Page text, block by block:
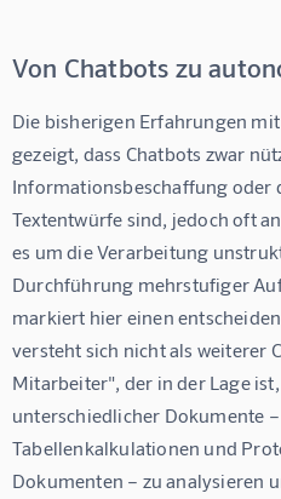
Von Chatbots zu
Die bisherigen Erfahrungen
gezeigt, dass Chatbots zwar
Informationsbeschaffung oder
Textentwürfe sind, jedoch oft
es um die Verarbeitung
Durchführung mehrstufiger
markiert hier einen
versteht sich nicht als weiterer
Mitarbeiter", der in der Lage
unterschiedlicher Dokumente
Tabellenkalkulationen und
Dokumenten – zu analysieren